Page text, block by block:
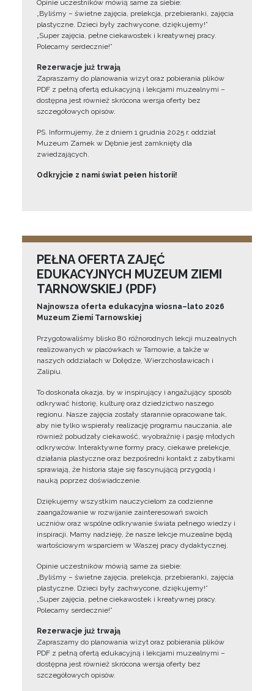
Opinie uczestników mówią same za siebie:
„Byliśmy – świetne zajęcia, prelekcja, przebieranki, zajęcia
plastyczne. Dzieci były zachwycone, dziękujemy!”
„Super zajęcia, pełne ciekawostek i kreatywnej pracy.
Polecamy serdecznie!”
Rezerwacje już trwają
Zapraszamy do planowania wizyt oraz pobierania plików
PDF z pełną ofertą edukacyjną i lekcjami muzealnymi –
dostępna jest również skrócona wersja oferty bez
szczegółowych opisów.
PS. Informujemy, że z dniem 1 grudnia 2025 r. oddział
Muzeum Zamek w Dębnie jest zamknięty dla
zwiedzających.
Odkryjcie z nami świat pełen historii!
PEŁNA OFERTA ZAJĘĆ
EDUKACYJNYCH MUZEUM ZIEMI
TARNOWSKIEJ (PDF)
Najnowsza oferta edukacyjna wiosna–lato 2026
Muzeum Ziemi Tarnowskiej
Przygotowaliśmy blisko 80 różnorodnych lekcji muzealnych
realizowanych w placówkach w Tarnowie, a także w
naszych oddziałach w Dołędze, Wierzchosławicach i
Zalipiu.
To doskonała okazja, by w inspirujący i angażujący sposób
odkrywać historię, kulturę oraz dziedzictwo naszego
regionu. Nasze zajęcia zostały starannie opracowane tak,
aby nie tylko wspierały realizację programu nauczania, ale
również pobudzały ciekawość, wyobraźnię i pasję młodych
odkrywców. Interaktywne formy pracy, ciekawe prelekcje,
działania plastyczne oraz bezpośredni kontakt z zabytkami
sprawiają, że historia staje się fascynującą przygodą i
nauką poprzez doświadczenie.
Dziękujemy wszystkim nauczycielom za codzienne
zaangażowanie w rozwijanie zainteresowań swoich
uczniów oraz wspólne odkrywanie świata pełnego wiedzy i
inspiracji. Mamy nadzieję, że nasze lekcje muzealne będą
wartościowym wsparciem w Waszej pracy dydaktycznej.
Opinie uczestników mówią same za siebie:
„Byliśmy – świetne zajęcia, prelekcja, przebieranki, zajęcia
plastyczne. Dzieci były zachwycone, dziękujemy!”
„Super zajęcia, pełne ciekawostek i kreatywnej pracy.
Polecamy serdecznie!”
Rezerwacje już trwają
Zapraszamy do planowania wizyt oraz pobierania plików
PDF z pełną ofertą edukacyjną i lekcjami muzealnymi –
dostępna jest również skrócona wersja oferty bez
szczegółowych opisów.